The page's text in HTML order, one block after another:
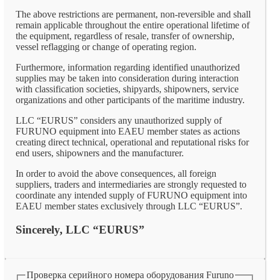
The above restrictions are permanent, non-reversible and shall
remain applicable throughout the entire operational lifetime of
the equipment, regardless of resale, transfer of ownership,
vessel reflagging or change of operating region.
Furthermore, information regarding identified unauthorized
supplies may be taken into consideration during interaction
with classification societies, shipyards, shipowners, service
organizations and other participants of the maritime industry.
LLC “EURUS” considers any unauthorized supply of
FURUNO equipment into EAEU member states as actions
creating direct technical, operational and reputational risks for
end users, shipowners and the manufacturer.
In order to avoid the above consequences, all foreign
suppliers, traders and intermediaries are strongly requested to
coordinate any intended supply of FURUNO equipment into
EAEU member states exclusively through LLC “EURUS”.
Sincerely, LLC “EURUS”
Проверка серийного номера оборудования Furuno